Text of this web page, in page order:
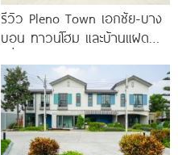
รีวิว Pleno Town เอกชัย-บาง
บอน ทาวน์โฮม และบ้านแฝด
Central 2